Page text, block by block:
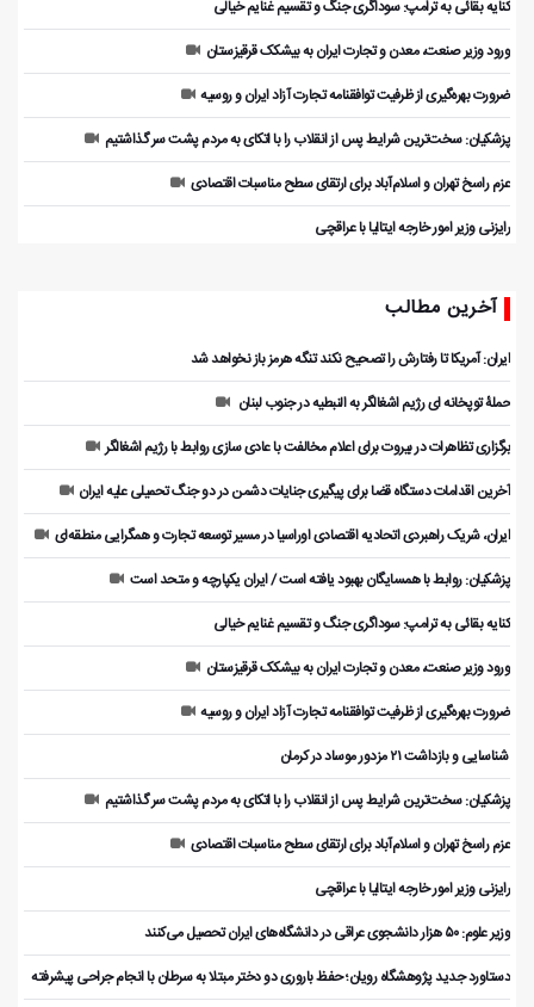
کنایه بقائی به ترامپ: سوداگری جنگ و تقسیم غنایم خیالی
ورود وزیر صنعت، معدن و تجارت ایران به بیشکک قرقیزستان
ضرورت بهره‌گیری از ظرفیت توافقنامه تجارت آزاد ایران و روسیه
پزشکیان: سخت‌ترین شرایط پس از انقلاب را با اتکای به مردم پشت سر گذاشتیم
عزم راسخ تهران و اسلام‌آباد برای ارتقای سطح مناسبات اقتصادی
رایزنی وزیر امور خارجه ایتالیا با عراقچی
آخرین مطالب
ایران: آمریکا تا رفتارش را تصحیح نکند تنگه هرمز باز نخواهد شد
حملۀ توپخانه ای رژیم اشغالگر به النبطیه در جنوب لبنان
برگزاری تظاهرات در بیروت برای اعلام مخالفت با عادی سازی روابط با رژیم اشغالگر
آخرین اقدامات دستگاه قضا برای پیگیری جنایات دشمن در دو جنگ تحمیلی علیه ایران
ایران، شریک راهبردی اتحادیه اقتصادی اوراسیا در مسیر توسعه تجارت و همگرایی منطقه‌ای
پزشکیان: روابط با همسایگان بهبود یافته است / ایران یکپارچه و متحد است
کنایه بقائی به ترامپ: سوداگری جنگ و تقسیم غنایم خیالی
ورود وزیر صنعت، معدن و تجارت ایران به بیشکک قرقیزستان
ضرورت بهره‌گیری از ظرفیت توافقنامه تجارت آزاد ایران و روسیه
️ شناسایی و بازداشت ۲۱ مزدور موساد در کرمان
پزشکیان: سخت‌ترین شرایط پس از انقلاب را با اتکای به مردم پشت سر گذاشتیم
عزم راسخ تهران و اسلام‌آباد برای ارتقای سطح مناسبات اقتصادی
رایزنی وزیر امور خارجه ایتالیا با عراقچی
وزیر علوم: ۵۰ هزار دانشجوی عراقی در دانشگاه‌های ایران تحصیل می‌کنند
دستاورد جدید پژوهشگاه رویان؛ حفظ باروری دو دختر مبتلا به سرطان با انجام جراحی پیشرفته